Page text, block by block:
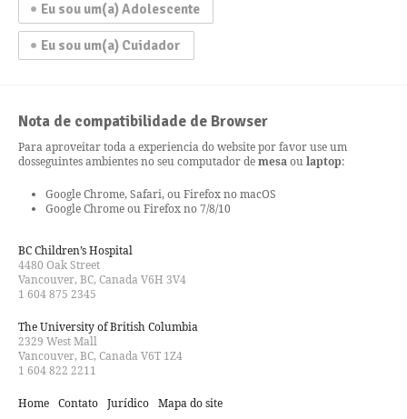
Eu sou um(a) Adolescente
Eu sou um(a) Cuidador
Nota de compatibilidade de Browser
Para aproveitar toda a experiencia do website por favor use um
dosseguintes ambientes no seu computador demesaoulaptop:
Google Chrome, Safari, ou Firefox no macOS
Google Chrome ou Firefox no 7/8/10
BC Children’s Hospital
4480 Oak Street
Vancouver, BC, Canada V6H 3V4
1 604 875 2345
The University of British Columbia
2329 West Mall
Vancouver, BC, Canada V6T 1Z4
1 604 822 2211
Home Contato Jurídico Mapa do site